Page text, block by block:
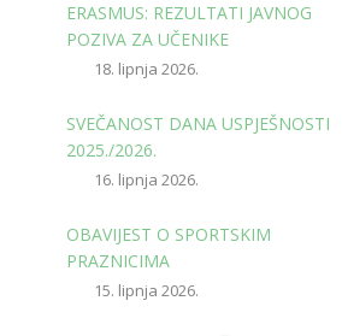
ERASMUS: REZULTATI JAVNOG
POZIVA ZA UČENIKE
18. lipnja 2026.
SVEČANOST DANA USPJEŠNOSTI
2025./2026.
16. lipnja 2026.
OBAVIJEST O SPORTSKIM
PRAZNICIMA
15. lipnja 2026.